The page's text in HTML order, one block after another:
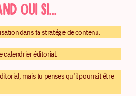
OUI SI...
dans ta stratégie de contenu.
calendrier éditorial.
mais tu penses qu’il pourrait être